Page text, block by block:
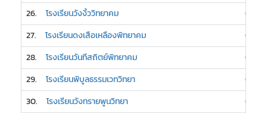
26. โรงเรียนวังงิ้ววิทยาคม
0
27. โรงเรียนดงเสือเหลืองพิทยาคม
0
28. โรงเรียนวันทีสถิตย์พิทยาคม
0
29. โรงเรียนพิบูลธรรมเวทวิทยา
0
30. โรงเรียนวังทรายพูนวิทยา
0